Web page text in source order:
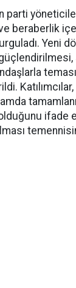
parti
beraberlik
Yeni
ifade